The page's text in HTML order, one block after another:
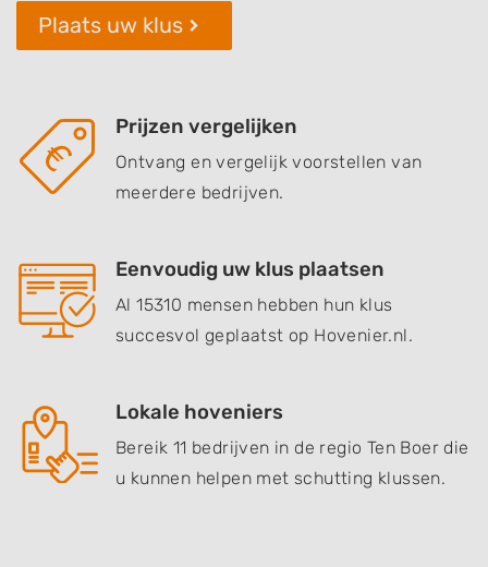
Plaats uw klus
Prijzen vergelijken
Ontvang en vergelijk voorstellen van
meerdere bedrijven.
Eenvoudig uw klus plaatsen
Al 15310 mensen hebben hun klus
succesvol geplaatst op Hovenier.nl.
Lokale hoveniers
Bereik 11 bedrijven in de regio Ten Boer die
u kunnen helpen met schutting klussen.